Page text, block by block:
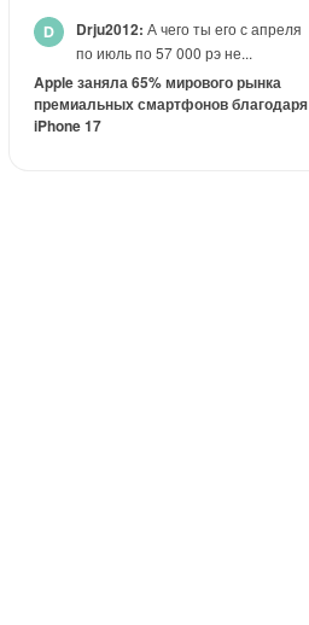
Drju2012: А чего ты его с апреля
по июль по 57 000 рэ не...
Apple заняла 65% мирового рынка
премиальных смартфонов благодаря
iPhone 17